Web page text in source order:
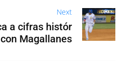
Next
a cifras histór
Magallanes